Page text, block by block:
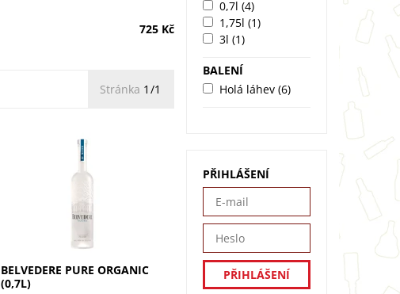
725 Kč
Stránka 1/1
Belvedere Pure Organic (0,7l) -
luxusní polská vodka z
destilace zaručuje sametovou
texturu a čistotu. Bez
BELVEDERE PURE ORGANIC
(0,7L)
0,7l (4)
1,75l (1)
3l (1)
BALENÍ
Holá láhev (6)
PŘIHLÁŠENÍ